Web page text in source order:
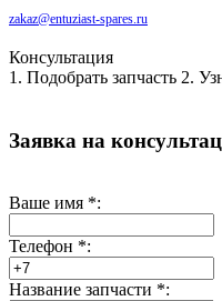
zakaz@entuziast-spares.ru
Консультация
1. Подобрать запчасть 2.
Заявка на
Ваше имя *:
Телефон *:
Название запчасти *: